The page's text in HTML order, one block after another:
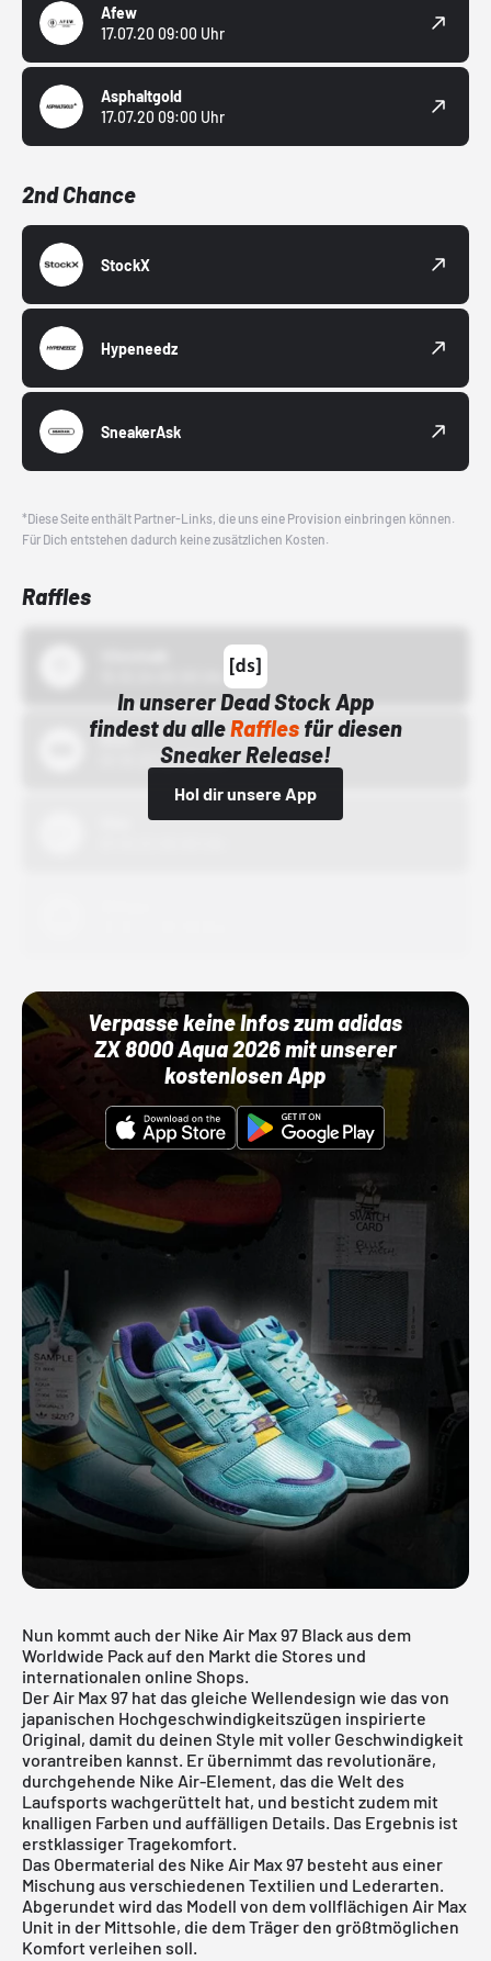
Afew
17.07.20 09:00 Uhr
Asphaltgold
17.07.20 09:00 Uhr
2nd Chance
StockX
Hypeneedz
SneakerAsk
*Diese Seite enthält Partner-Links, die uns eine Provision einbringen können.
Für Dich entstehen dadurch keine zusätzlichen Kosten.
Raffles
In unserer Dead Stock App
findest du alleRafflesfür diesen
Sneaker Release!
Hol dir unsere App
Bstn
01.10.22 00:00 Uhr
Verpasse keine Infos zum adidas
ZX 8000 Aqua 2026 mit unserer
kostenlosen App
Nun kommt auch der Nike Air Max 97 Black aus dem
Worldwide Pack auf den Markt die Stores und
internationalen online Shops.
Der Air Max 97 hat das gleiche Wellendesign wie das von
japanischen Hochgeschwindigkeitszügen inspirierte
Original, damit du deinen Style mit voller Geschwindigkeit
vorantreiben kannst. Er übernimmt das revolutionäre,
durchgehende Nike Air-Element, das die Welt des
Laufsports wachgerüttelt hat, und besticht zudem mit
knalligen Farben und auffälligen Details. Das Ergebnis ist
erstklassiger Tragekomfort.
Das Obermaterial des Nike Air Max 97 besteht aus einer
Mischung aus verschiedenen Textilien und Lederarten.
Abgerundet wird das Modell von dem vollflächigen Air Max
Unit in der Mittsohle, die dem Träger den größtmöglichen
Komfort verleihen soll.